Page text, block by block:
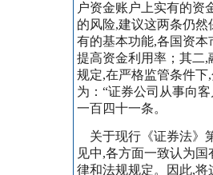
户资金账户上实有的资
的风险,建议这两条仍
有的基本功能,各国资
提高资金利用率；其二
规定,在严格监管条件
为：“证券公司从事向
一百四十一条。
关于现行《证券法》
见中,各方面一致认为
律和法规规定。因此,